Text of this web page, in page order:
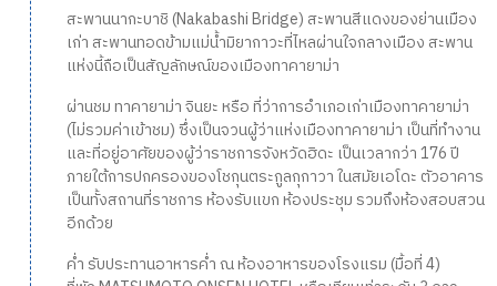
สะพานนากะบาชิ (Nakabashi Bridge) สะพานสีแดงของย่านเมือง
เก่า สะพานทอดข้ามแม่น้ำมิยากาวะที่ไหลผ่านใจกลางเมือง สะพาน
แห่งนี้ถือเป็นสัญลักษณ์ของเมืองทาคายาม่า
ผ่านชม ทาคายาม่า จินยะ หรือ ที่ว่าการอำเภอเก่าเมืองทาคายาม่า
(ไม่รวมค่าเข้าชม) ซึ่งเป็นจวนผู้ว่าแห่งเมืองทาคายาม่า เป็นที่ทำงาน
และที่อยู่อาศัยของผู้ว่าราชการจังหวัดฮิดะ เป็นเวลากว่า 176 ปี
ภายใต้การปกครองของโชกุนตระกูลกุกาวา ในสมัยเอโดะ ตัวอาคาร
เป็นทั้งสถานที่ราชการ ห้องรับแขก ห้องประชุม รวมถึงห้องสอบสวน
อีกด้วย
ค่ำ รับประทานอาหารค่ำ ณ ห้องอาหารของโรงแรม (มื้อที่ 4)